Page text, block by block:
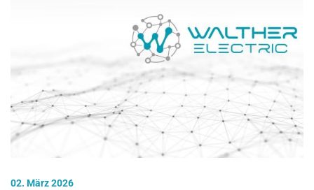
02. März 2026